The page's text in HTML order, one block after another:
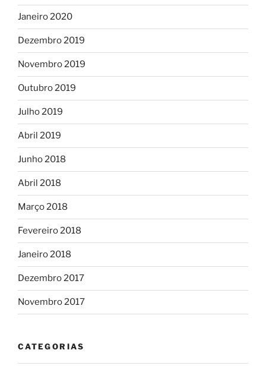
Janeiro 2020
Dezembro 2019
Novembro 2019
Outubro 2019
Julho 2019
Abril 2019
Junho 2018
Abril 2018
Março 2018
Fevereiro 2018
Janeiro 2018
Dezembro 2017
Novembro 2017
CATEGORIAS